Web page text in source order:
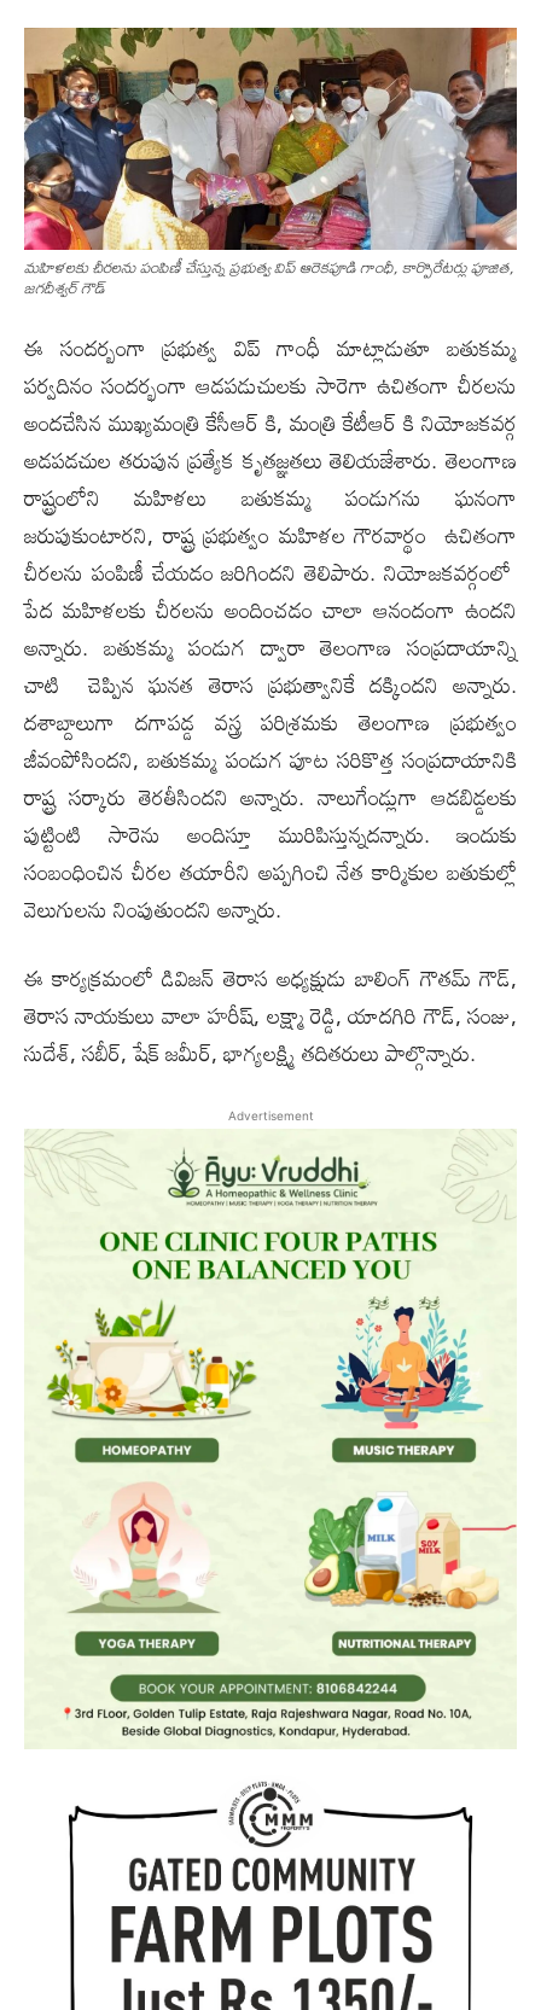
మ‌హిళ‌ల‌కు చీర‌ల‌ను పంపిణీ చేస్తున్న ప్ర‌భుత్వ విప్ ఆరెక‌పూడి గాంధీ, కార్పొరేటర్లు పూజిత,
జగదీశ్వర్ గౌడ్
ఈ సందర్బంగా ప్రభుత్వ విప్ గాంధీ మాట్లాడుతూ బతుకమ్మ
పర్వదినం సందర్భంగా ఆడపడుచులకు సారెగా ఉచితంగా చీరలను
అందచేసిన ముఖ్యమంత్రి కేసీఆర్ కి, మంత్రి కేటీఆర్ కి నియోజకవర్గ
అడపడచుల తరుపున ప్రత్యేక కృతజ్ఞ‌తలు తెలియజేశారు. తెలంగాణ
రాష్ట్రంలోని మహిళలు బతుకమ్మ పండుగను ఘ‌నంగా
జరుపుకుంటారని, రాష్ట్ర ప్రభుత్వం మహిళల గౌరవార్థం ఉచితంగా
చీరలను పంపిణీ చేయడం జరిగింద‌ని తెలిపారు. నియోజకవర్గంలో
పేద మహిళలకు చీర‌ల‌ను అందించడం చాలా ఆనందంగా ఉంద‌ని
అన్నారు. బతుకమ్మ పండుగ ద్వారా తెలంగాణ సంప్రదాయాన్ని
చాటి చెప్పిన‌ ఘనత తెరాస‌ ప్రభుత్వానికే దక్కిందని అన్నారు.
దశాబ్దాలుగా దగాపడ్డ వస్త్ర పరిశ్రమకు తెలంగాణ ప్రభుత్వం
జీవంపోసింద‌ని, బతుకమ్మ పండుగ పూట సరికొత్త సంప్రదాయానికి
రాష్ట్ర సర్కారు తెరతీసింద‌ని అన్నారు. నాలుగేండ్లుగా ఆడబిడ్డలకు
పుట్టింటి సారెను అందిస్తూ మురిపిస్తున్నద‌న్నారు. ఇందుకు
సంబంధించిన చీరల తయారీని అప్పగించి నేత కార్మికుల బతుకుల్లో
వెలుగుల‌ను నింపుతుంద‌ని అన్నారు.
ఈ కార్యక్రమంలో డివిజన్ తెరాస అధ్యక్షుడు బాలింగ్ గౌతమ్ గౌడ్,
తెరాస నాయకులు వాలా హరీష్, లక్ష్మా రెడ్డి, యాదగిరి గౌడ్, సంజు,
సుదేశ్, సబీర్, షేక్ జమీర్, భాగ్యలక్ష్మి తదితరులు పాల్గొన్నారు.
Advertisement